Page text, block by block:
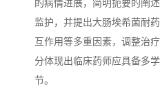
的病情进展，简明扼要的阐
监护，并提出大肠埃希菌耐
互作用等多重因素，调整治
分体现出临床药师应具备多
节。